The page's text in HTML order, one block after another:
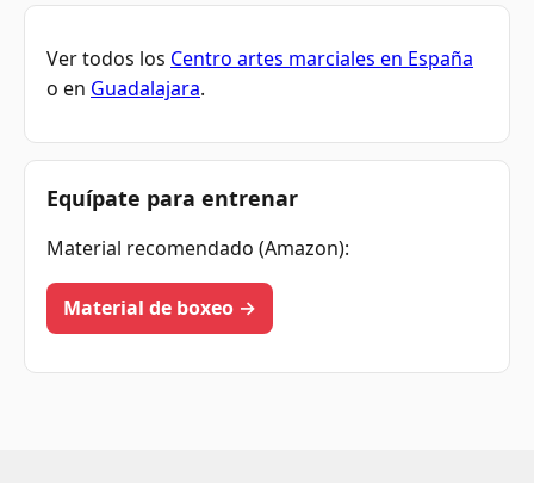
Ver todos los Centro artes marciales en España
o en Guadalajara.
Equípate para entrenar
Material recomendado (Amazon):
Material de boxeo →